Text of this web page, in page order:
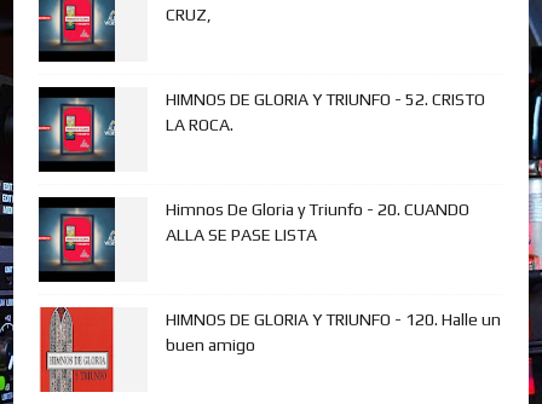
CRUZ,
HIMNOS DE GLORIA Y TRIUNFO - 52. CRISTO
LA ROCA.
Himnos De Gloria y Triunfo - 20. CUANDO
ALLA SE PASE LISTA
HIMNOS DE GLORIA Y TRIUNFO - 120. Halle un
buen amigo